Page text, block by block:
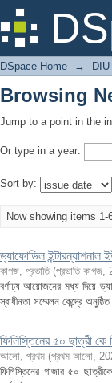
Browsing
DSpace Home →
Browsing
Jump to a point in the
Or type in a year:
Sort by:
Now showing items 1-
ড্যাফোডিল ইন্টারন্যাশনাল
কাগজ, প্রভাতি (প্রভাতি কাগজ,
বর্ণাঢ্য আয়োজনের মধ্য দিয়ে
স্বাধীনতা সম্মেলন কেন্দ্রে
ফিলিস্তিনের ৫০ ছাত্রী কে
আলো, প্রথম (প্রথম আলো,
ফিলিস্তিনের গাজার ৫০